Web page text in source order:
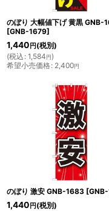
のぼり 大幅値下げ 黄黒 GNB-
[GNB-1679]
1,440 円 (税別)
(税込 : 1,584円)
希望小売価格: 2,400円
のぼり 激安 GNB-1683 [
1,440 円 (税別)